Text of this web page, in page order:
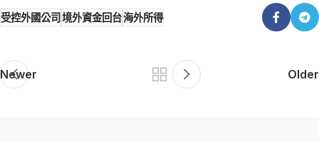
受控外國公司 境外資金回台海外所得
Newer Older